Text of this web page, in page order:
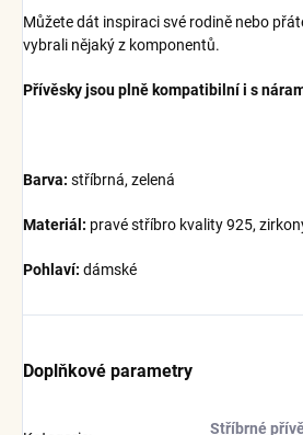
Můžete dát inspiraci své rodině nebo
vybrali nějaký z komponentů.
Přívěsky jsou plně kompatibilní i s
Barva: stříbrná, zelená
Materiál: pravé stříbro kvality 925,
Pohlaví: dámské
Doplňkové parametry
Stříbrné